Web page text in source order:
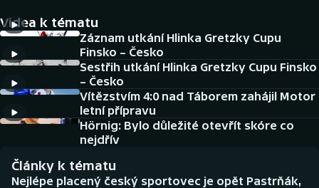
Cyklistika
DALŠÍ SPORTY
Americký fotbal
Baseball a softbal
Basketbal
NEPŘEHLÉDNĚTE
Historické návraty
Videa k tématu
Záznam utkání Hlinka Gretzky Cupu
Finsko – Česko
Sestřih utkání Hlinka Gretzky Cupu Finsko
– Česko
Vítězstvím 4:0 nad Táborem zahájil Motor
letní přípravu
Hörnig: Bylo důležité otevřít skóre co
nejdřív
Články k tématu
Nejlépe placený český sportovec je opět Pastrňák,